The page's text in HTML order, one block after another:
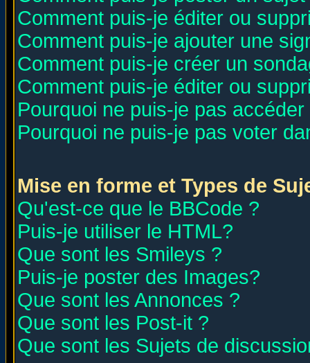
Comment puis-je éditer ou
Comment puis-je ajouter une
Comment puis-je créer un
Comment puis-je éditer ou
Pourquoi ne puis-je pas
Pourquoi ne puis-je pas voter
Mise en forme et Types de
Qu'est-ce que le BBCode ?
Puis-je utiliser le HTML?
Que sont les Smileys ?
Puis-je poster des Images?
Que sont les Annonces ?
Que sont les Post-it ?
Que sont les Sujets de